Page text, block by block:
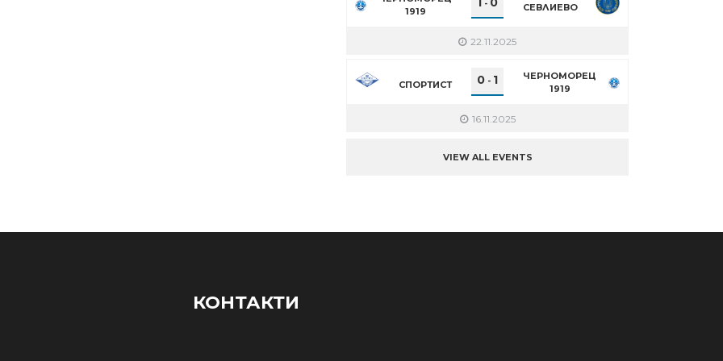
1919
- СЕВЛИЕВО
22.11.2025
СПОРТИСТ 0 - 1
ЧЕРНОМОРЕЦ
1919
16.11.2025
VIEW ALL EVENTS
КОНТАКТИ